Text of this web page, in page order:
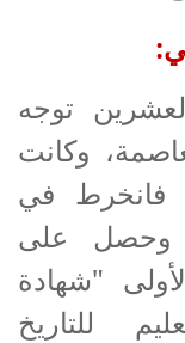
توجه
وكانت
فانخرط في
وحصل على
"شهادة
للتاريخ